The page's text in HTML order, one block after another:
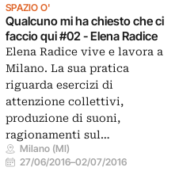
SPAZIO O'
Qualcuno mi ha chiesto che ci
faccio qui #02 - Elena Radice
Elena Radice vive e lavora a
Milano. La sua pratica
riguarda esercizi di
attenzione collettivi,
produzione di suoni,
ragionamenti sul…
Milano (MI)
27/06/2016–02/07/2016